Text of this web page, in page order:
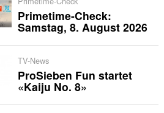
Primetime-Check:
Samstag, 8. August 2026
TV-News
ProSieben Fun startet
«Kaiju No. 8»